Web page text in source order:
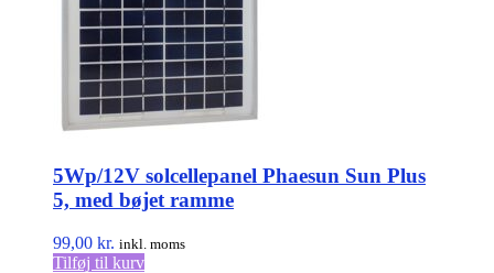
5Wp/12V solcellepanel Phaesun Sun Plus
5, med bøjet ramme
99,00 kr. inkl. moms
Tilføj til kurv